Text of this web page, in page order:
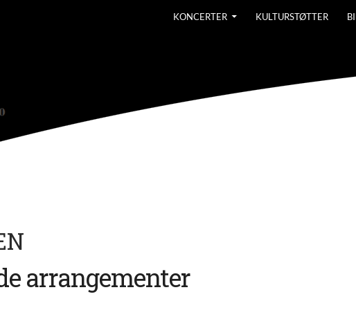
KONCERTER KULTURSTØTTER
arrangementer